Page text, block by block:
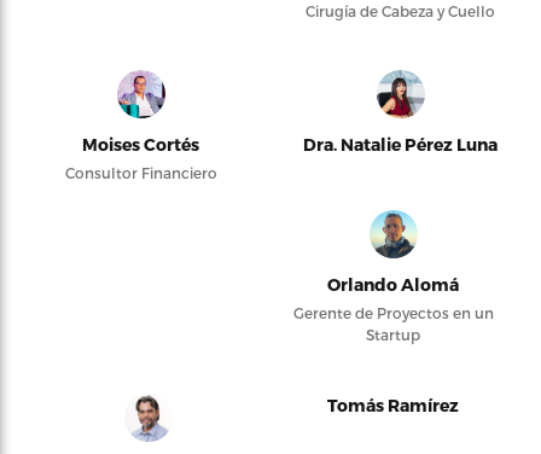
Cirugía de Cabeza y Cuello
Moises Cortés
Consultor Financiero
Dra. Natalie Pérez Luna
Orlando Alomá
Gerente de Proyectos en un
Startup
Tomás Ramírez